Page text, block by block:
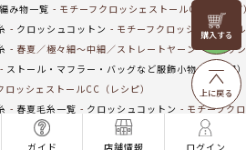
ガイド 店舗情報 ログイン
リリヤン
フェア
上に戻る
み物一覧
モチーフクロッシェストールCC（レシピ
クロッシュコットン
モチーフクロッシェストー
春夏／極々細～中細／ストレートヤーン クロッ
ストール・マフラー・バッグなど服飾小物（編み図）
ロッシェストールCC（レシピ）
春夏毛糸一覧 クロッシュコットン
モチーフク
エア・ストール・マフラー)
モチーフクロッシェス